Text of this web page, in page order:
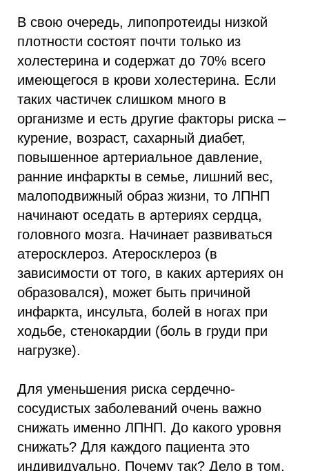
В свою очередь, липопротеиды низкой
плотности состоят почти только из
холестерина и содержат до 70% всего
имеющегося в крови холестерина. Если
таких частичек слишком много в
организме и есть другие факторы риска –
курение, возраст, сахарный диабет,
повышенное артериальное давление,
ранние инфаркты в семье, лишний вес,
малоподвижный образ жизни, то ЛПНП
начинают оседать в артериях сердца,
головного мозга. Начинает развиваться
атеросклероз. Атеросклероз (в
зависимости от того, в каких артериях он
образовался), может быть причиной
инфаркта, инсульта, болей в ногах при
ходьбе, стенокардии (боль в груди при
нагрузке).
Для уменьшения риска сердечно-
сосудистых заболеваний очень важно
снижать именно ЛПНП. До какого уровня
снижать? Для каждого пациента это
индивидуально. Почему так? Дело в том,